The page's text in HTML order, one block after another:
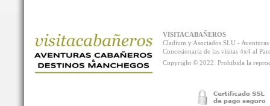
VISITACABAÑEROS
Cladium y Asociados SLU -
Concesionaria de las visitas 4x4 al
Copyright © 2022. Prohibida la